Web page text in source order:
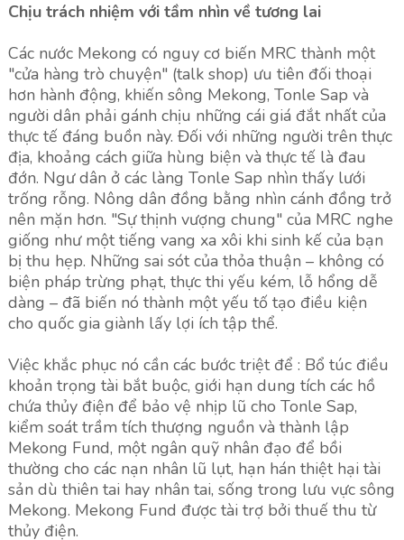
Chịu trách nhiệm với tầm nhìn về tương lai
Các nước Mekong có nguy cơ biến MRC thành một
"cửa hàng trò chuyện" (talk shop) ưu tiên đối thoại
hơn hành động, khiến sông Mekong, Tonle Sap và
người dân phải gánh chịu những cái giá đắt nhất của
thực tế đáng buồn này. Đối với những người trên thực
địa, khoảng cách giữa hùng biện và thực tế là đau
đớn. Ngư dân ở các làng Tonle Sap nhìn thấy lưới
trống rỗng. Nông dân đồng bằng nhìn cánh đồng trở
nên mặn hơn. "Sự thịnh vượng chung" của MRC nghe
giống như một tiếng vang xa xôi khi sinh kế của bạn
bị thu hẹp. Những sai sót của thỏa thuận – không có
biện pháp trừng phạt, thực thi yếu kém, lỗ hổng dễ
dàng – đã biến nó thành một yếu tố tạo điều kiện
cho quốc gia giành lấy lợi ích tập thể.
Việc khắc phục nó cần các bước triệt để : Bổ túc điều
khoản trọng tài bắt buộc, giới hạn dung tích các hồ
chứa thủy điện để bảo vệ nhịp lũ cho Tonle Sap,
kiểm soát trầm tích thượng nguồn và thành lập
Mekong Fund, một ngân quỹ nhân đạo để bồi
thường cho các nạn nhân lũ lụt, hạn hán thiệt hại tài
sản dù thiên tai hay nhân tai, sống trong lưu vực sông
Mekong. Mekong Fund được tài trợ bởi thuế thu từ
thủy điện.